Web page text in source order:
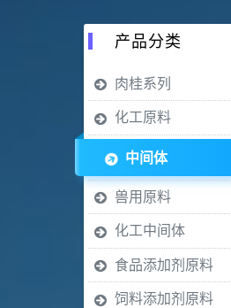
产品分类
肉桂系列
化工原料
中间体
兽用原料
化工中间体
食品添加剂原料
饲料添加剂原料